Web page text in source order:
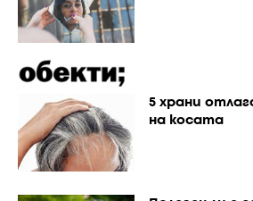
5 храни
на косата